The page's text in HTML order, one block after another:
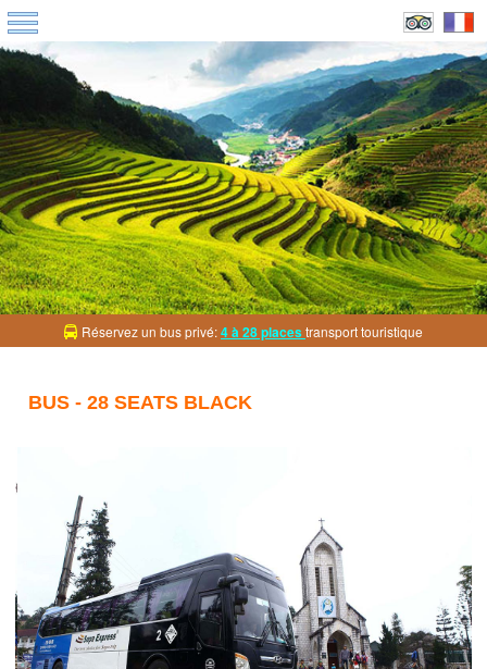
Réservez un bus privé:4 à 28 placestransport touristique
BUS - 28 SEATS BLACK